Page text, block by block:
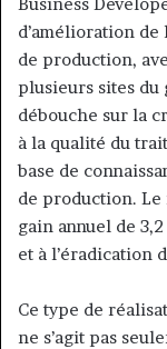
d’amélioration
de production,
plusieurs sites du
débouche sur la
à la qualité du
base de
de production.
gain annuel de
et à l’éradication
Ce type de
ne s’agit pas